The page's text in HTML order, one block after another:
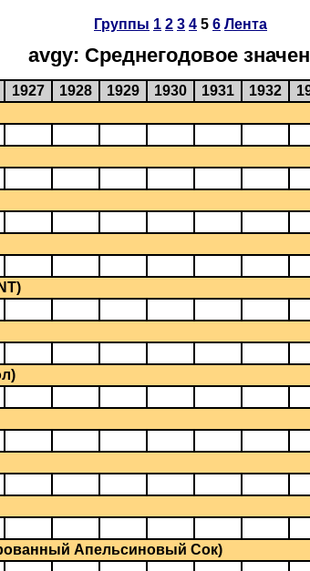
Группы 1 2 3 4 5 6 Лента
avgy: Среднегодовое
1927 1928 1929 1930 1931 1932
Апельсиновый Сок)